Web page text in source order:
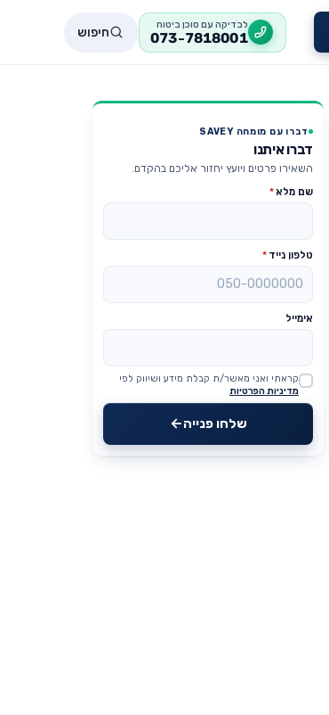
לבדיקה עם סוכן ביטוח
073-7818001 חיפוש
דברו עם מומחה SAVEY
דברו איתנו
השאירו פרטים ויועץ יחזור אליכם בהקדם.
שם מלא*
טלפון נייד *
אימייל
Website
קראתי ואני מאשר/ת קבלת מידע ושיווק לפי
מדיניות הפרטיות
שלחו פנייה